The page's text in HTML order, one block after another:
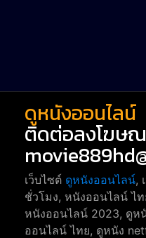
ดูหนังออนไลน์
ติดต่อลงโฆษ
เว็บไซต์ ดูหนังออนไลน์,
ชั่วโมง, หนังออนไลน์ ไ
หนังออนไลน์ 2023, ดูห
ออนไลน์ ไทย, ดูหนัง